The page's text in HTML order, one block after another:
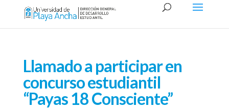
Llamado a participar en
concurso estudiantil
“Payas 18 Consciente”